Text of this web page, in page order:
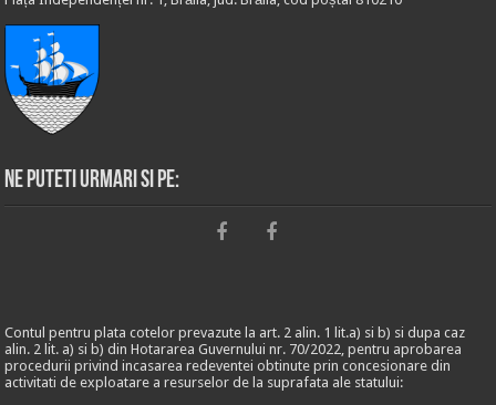
Ne puteti urmari si pe:
Contul pentru plata cotelor prevazute la art. 2 alin. 1 lit.a) si b) si dupa caz
alin. 2 lit. a) si b) din Hotararea Guvernului nr. 70/2022, pentru aprobarea
procedurii privind incasarea redeventei obtinute prin concesionare din
activitati de exploatare a resurselor de la suprafata ale statului: